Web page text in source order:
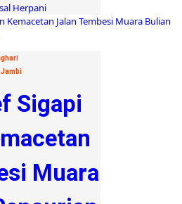
Herpani
Sigapi
Muara